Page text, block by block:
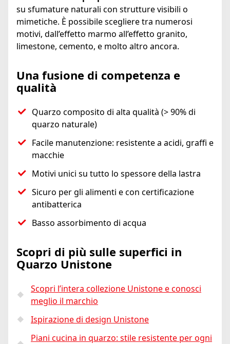
su sfumature naturali con strutture visibili o
mimetiche. È possibile scegliere tra numerosi
motivi, dall’effetto marmo all’effetto granito,
limestone, cemento, e molto altro ancora.
Una fusione di competenza e
qualità
Quarzo composito di alta qualità (> 90% di
quarzo naturale)
Facile manutenzione: resistente a acidi, graffi e
macchie
Motivi unici su tutto lo spessore della lastra
Sicuro per gli alimenti e con certificazione
antibatterica
Basso assorbimento di acqua
Scopri di più sulle superfici in
Quarzo Unistone
Scopri l’intera collezione Unistone e conosci
meglio il marchio
Ispirazione di design Unistone
Piani cucina in quarzo: stile resistente per ogni